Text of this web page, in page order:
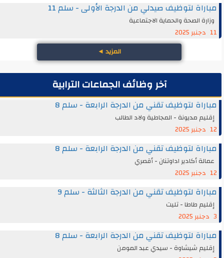
مباراة لتوظيف صيدلي من الدرجة الأولى - سلم 11
وزارة الصحة والحماية الاجتماعية
11 دجنبر 2025
المزيد◄
آخر وظائف الجماعات الترابية
مباراة لتوظيف تقني من الدرجة الرابعة - سلم 8
إقليم مديونة - المجاطية ولاد الطالب
12 دجنبر 2025
مباراة لتوظيف تقني من الدرجة الرابعة - سلم 8
عمالة أكادير اداوتنان - أقصري
12 دجنبر 2025
مباراة لتوظيف تقني من الدرجة الثالثة - سلم 9
إقليم طاطا - تليت
مباراة لتوظيف تقني من الدرجة الرابعة - سلم 8
إقليم شيشاوة - سيدي عبد المومن